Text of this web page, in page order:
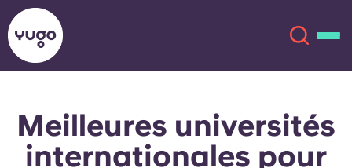
À propos English (GB)
English (US)
Meilleures universités
internationales pour